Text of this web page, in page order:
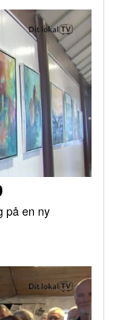
på en ny